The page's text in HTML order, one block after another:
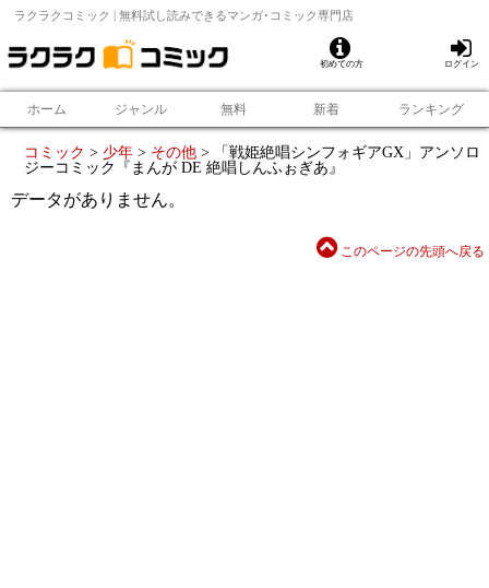
ラクラクコミック | 無料試し読みできるマンガ･コミック専門店
初めての方 ログイン
ホーム ジャンル 無料 新着 ランキング
コミック > 少年 > その他 >
「戦姫絶唱シンフォギアGX」アンソロ
ジーコミック『まんが DE 絶唱しんふぉぎあ』
データがありません。
このページの先頭へ戻る